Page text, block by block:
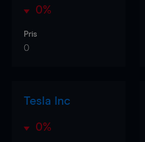
0%
Pris
0
Tesla Inc
0%